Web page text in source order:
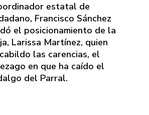
estatal de
Francisco Sánchez
el posicionamiento de la
Larissa Martínez, quien
las carencias, el
en que ha caído el
del Parral.